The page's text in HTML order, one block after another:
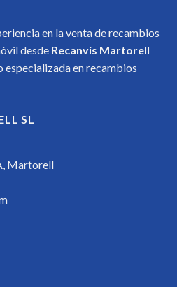
en la venta de recambios
desde Recanvis Martorell
especializada en recambios
SL
Martorell